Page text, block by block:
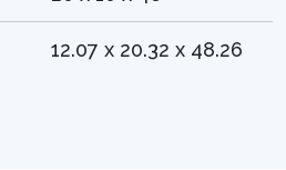
12.07 x 20.32 x 48.26